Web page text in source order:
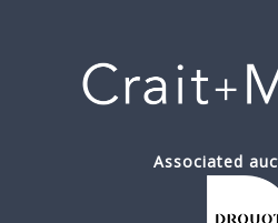
Associated